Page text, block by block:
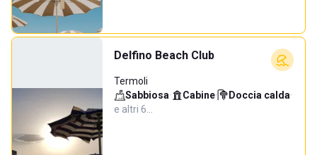
Delfino Beach Club
Termoli
Sabbiosa· Cabine· Doccia calda·
e altri 6…